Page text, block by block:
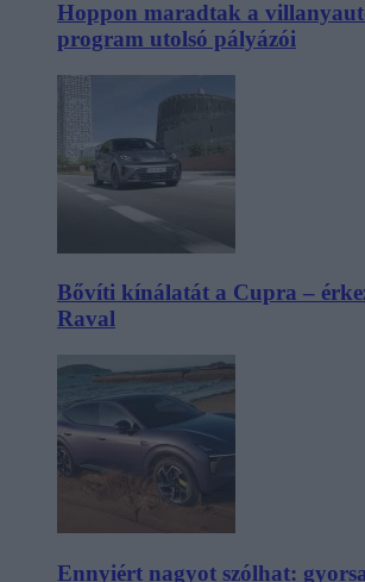
Hoppon maradtak a
program utolsó pályázói
Bővíti kínálatát a Cupra –
Raval
Ennyiért nagyot szólhat: